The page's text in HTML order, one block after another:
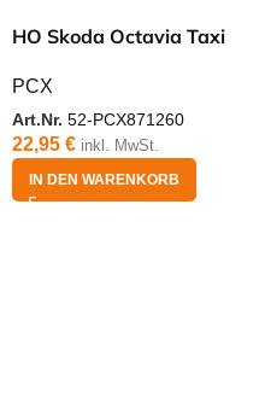
HO Skoda Octavia Taxi
PCX
Art.Nr. 52-PCX871260
22,95 € inkl. MwSt.
IN DEN WARENKORB